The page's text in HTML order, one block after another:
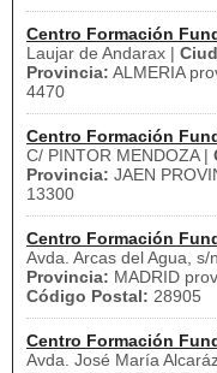
Centro Formación
Laujar de Andarax |
Provincia: ALMERIA
4470
Centro Formación
C/ PINTOR MENDOZA |
Provincia: JAEN
13300
Centro Formación
Avda. Arcas del Agua, s/
Provincia: MADRID
Código Postal: 28905
Centro Formación
Avda. José María